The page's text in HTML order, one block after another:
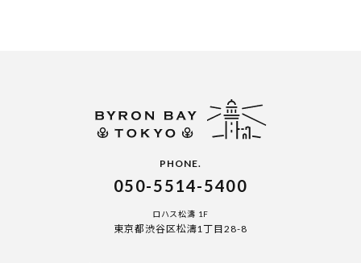
PHONE.
050-5514-5400
ロハス松濤 1F
東京都渋谷区松濤1丁目28-8